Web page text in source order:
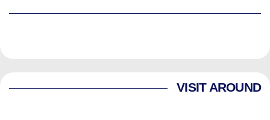
VISIT AROUND